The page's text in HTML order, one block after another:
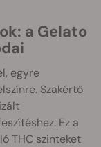
a Gelato
egyre
Szakértő
Ez a
THC szinteket